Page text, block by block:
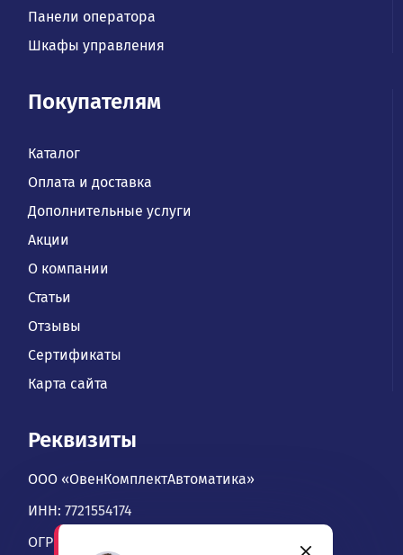
Панели оператора
Шкафы управления
Покупателям
Каталог
Оплата и доставка
Дополнительные услуги
Акции
О компании
Статьи
Отзывы
Сертификаты
Карта сайта
Реквизиты
ООО «ОвенКомплектАвтоматика»
ИНН: 7721554174
ОГРН: 1067746534900